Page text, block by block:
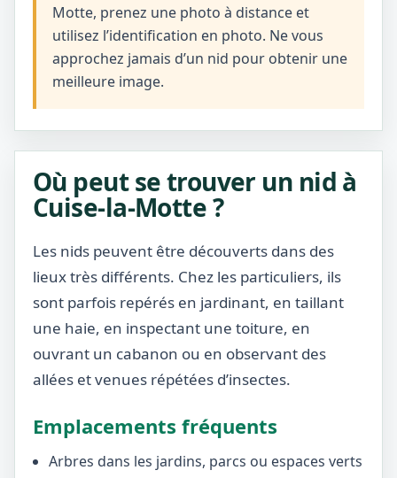
Motte, prenez une photo à distance et
utilisez l’identification en photo. Ne vous
approchez jamais d’un nid pour obtenir une
meilleure image.
Où peut se trouver un nid à
Cuise-la-Motte ?
Les nids peuvent être découverts dans des
lieux très différents. Chez les particuliers, ils
sont parfois repérés en jardinant, en taillant
une haie, en inspectant une toiture, en
ouvrant un cabanon ou en observant des
allées et venues répétées d’insectes.
Emplacements fréquents
Arbres dans les jardins, parcs ou espaces verts